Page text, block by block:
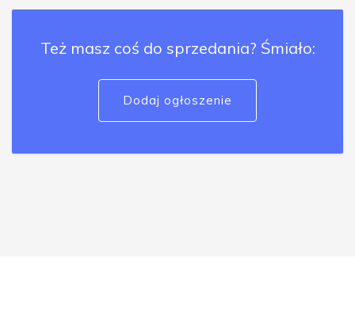
Też masz coś do sprzedania? Śmiało:
Dodaj ogłoszenie